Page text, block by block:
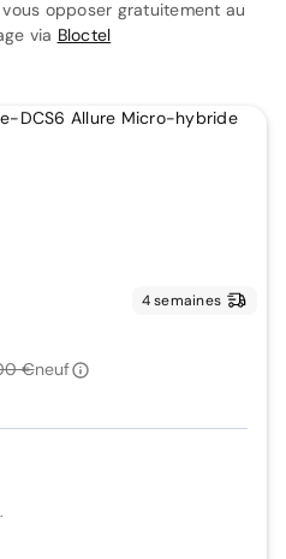
opposer gratuitement au
via Bloctel
4 semaines
€neuf